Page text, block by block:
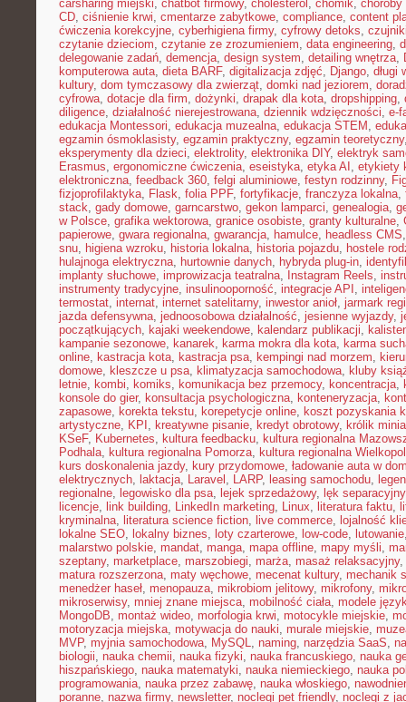
carsharing miejski, chatbot firmowy, cholesterol , chomik, choroby
CD, ciśnienie krwi, cmentarze zabytkowe, compliance, content
ćwiczenia korekcyjne, cyberhigiena firmy, cyfrowy detoks,
czytanie dzieciom, czytanie ze zrozumieniem, data engineering,
delegowanie zadań, demencja, design system, detailing wnętrza,
komputerowa auta, dieta BARF, digitalizacja zdjęć, Django, długi
kultury, dom tymczasowy dla zwierząt, domki nad jeziorem,
cyfrowa, dotacje dla firm, dożynki, drapak dla kota, dropshipping,
diligence, działalność nierejestrowana, dziennik wdzięczności, e-
edukacja Montessori, edukacja muzealna, edukacja STEM ,
egzamin ósmoklasisty, egzamin praktyczny, egzamin teoretyczny
eksperymenty dla dzieci, elektrolity, elektronika DIY, elektryk
Erasmus, ergonomiczne ćwiczenia, eseistyka, etyka AI , etykiety
elektroniczna, feedback 360, felgi aluminiowe, festyn rodzinny,
fizjoprofilaktyka, Flask, folia PPF, fortyfikacje, franczyza lokalna,
stack, gady domowe, garncarstwo, gekon lamparci, genealogia,
w Polsce, grafika wektorowa, granice osobiste, granty kulturalne,
papierowe, gwara regionalna, gwarancja, hamulce, headless CMS
snu, higiena wzroku, historia lokalna, historia pojazdu, hostele
hulajnoga elektryczna, hurtownie danych, hybryda plug-in,
implanty słuchowe, improwizacja teatralna, Instagram Reels,
instrumenty tradycyjne, insulinooporność, integracje API ,
termostat, internat, internet satelitarny, inwestor anioł, jarmark
jazda defensywna, jednoosobowa działalność, jesienne wyjazdy,
początkujących, kajaki weekendowe, kalendarz publikacji,
kampanie sezonowe, kanarek, karma mokra dla kota, karma
online, kastracja kota, kastracja psa, kempingi nad morzem,
domowe, kleszcze u psa, klimatyzacja samochodowa, kluby
letnie, kombi, komiks, komunikacja bez przemocy, koncentracja,
konsole do gier, konsultacja psychologiczna, konteneryzacja,
zapasowe, korekta tekstu, korepetycje online, koszt pozyskania
artystyczne, KPI , kreatywne pisanie, kredyt obrotowy, królik
KSeF, Kubernetes, kultura feedbacku, kultura regionalna
Podhala, kultura regionalna Pomorza, kultura regionalna
kurs doskonalenia jazdy, kury przydomowe, ładowanie auta w
elektrycznych, laktacja, Laravel , LARP, leasing samochodu,
regionalne, legowisko dla psa, lejek sprzedażowy, lęk
licencje, link building, LinkedIn marketing, Linux, literatura faktu,
kryminalna, literatura science fiction, live commerce, lojalność
lokalne SEO, lokalny biznes, loty czarterowe, low-code, lutowanie
malarstwo polskie, mandat, manga, mapa offline, mapy myśli,
szeptany, marketplace, marszobiegi, marża, masaż relaksacyjny,
matura rozszerzona, maty węchowe, mecenat kultury, mechanik
menedżer haseł, menopauza, mikrobiom jelitowy, mikrofony,
mikroserwisy, mniej znane miejsca, mobilność ciała, modele
MongoDB, montaż wideo, morfologia krwi, motocykle miejskie,
motoryzacja miejska, motywacja do nauki, murale miejskie,
MVP, myjnia samochodowa, MySQL, naming, narzędzia SaaS,
biologii, nauka chemii, nauka fizyki, nauka francuskiego, nauka
hiszpańskiego, nauka matematyki, nauka niemieckiego, nauka
programowania, nauka przez zabawę, nauka włoskiego,
poranne, nazwa firmy, newsletter, noclegi pet friendly, noclegi z